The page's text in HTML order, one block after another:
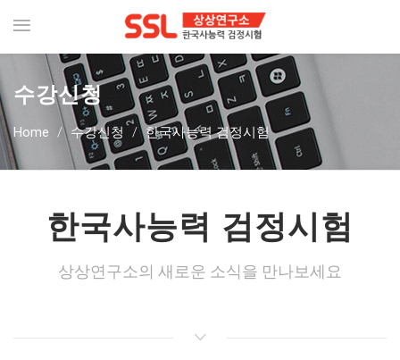
수강신청
Home / 수강신청 / 한국사능력 검정시험
한국사능력 검정시험
상상연구소의 새로운 소식을 만나보세요